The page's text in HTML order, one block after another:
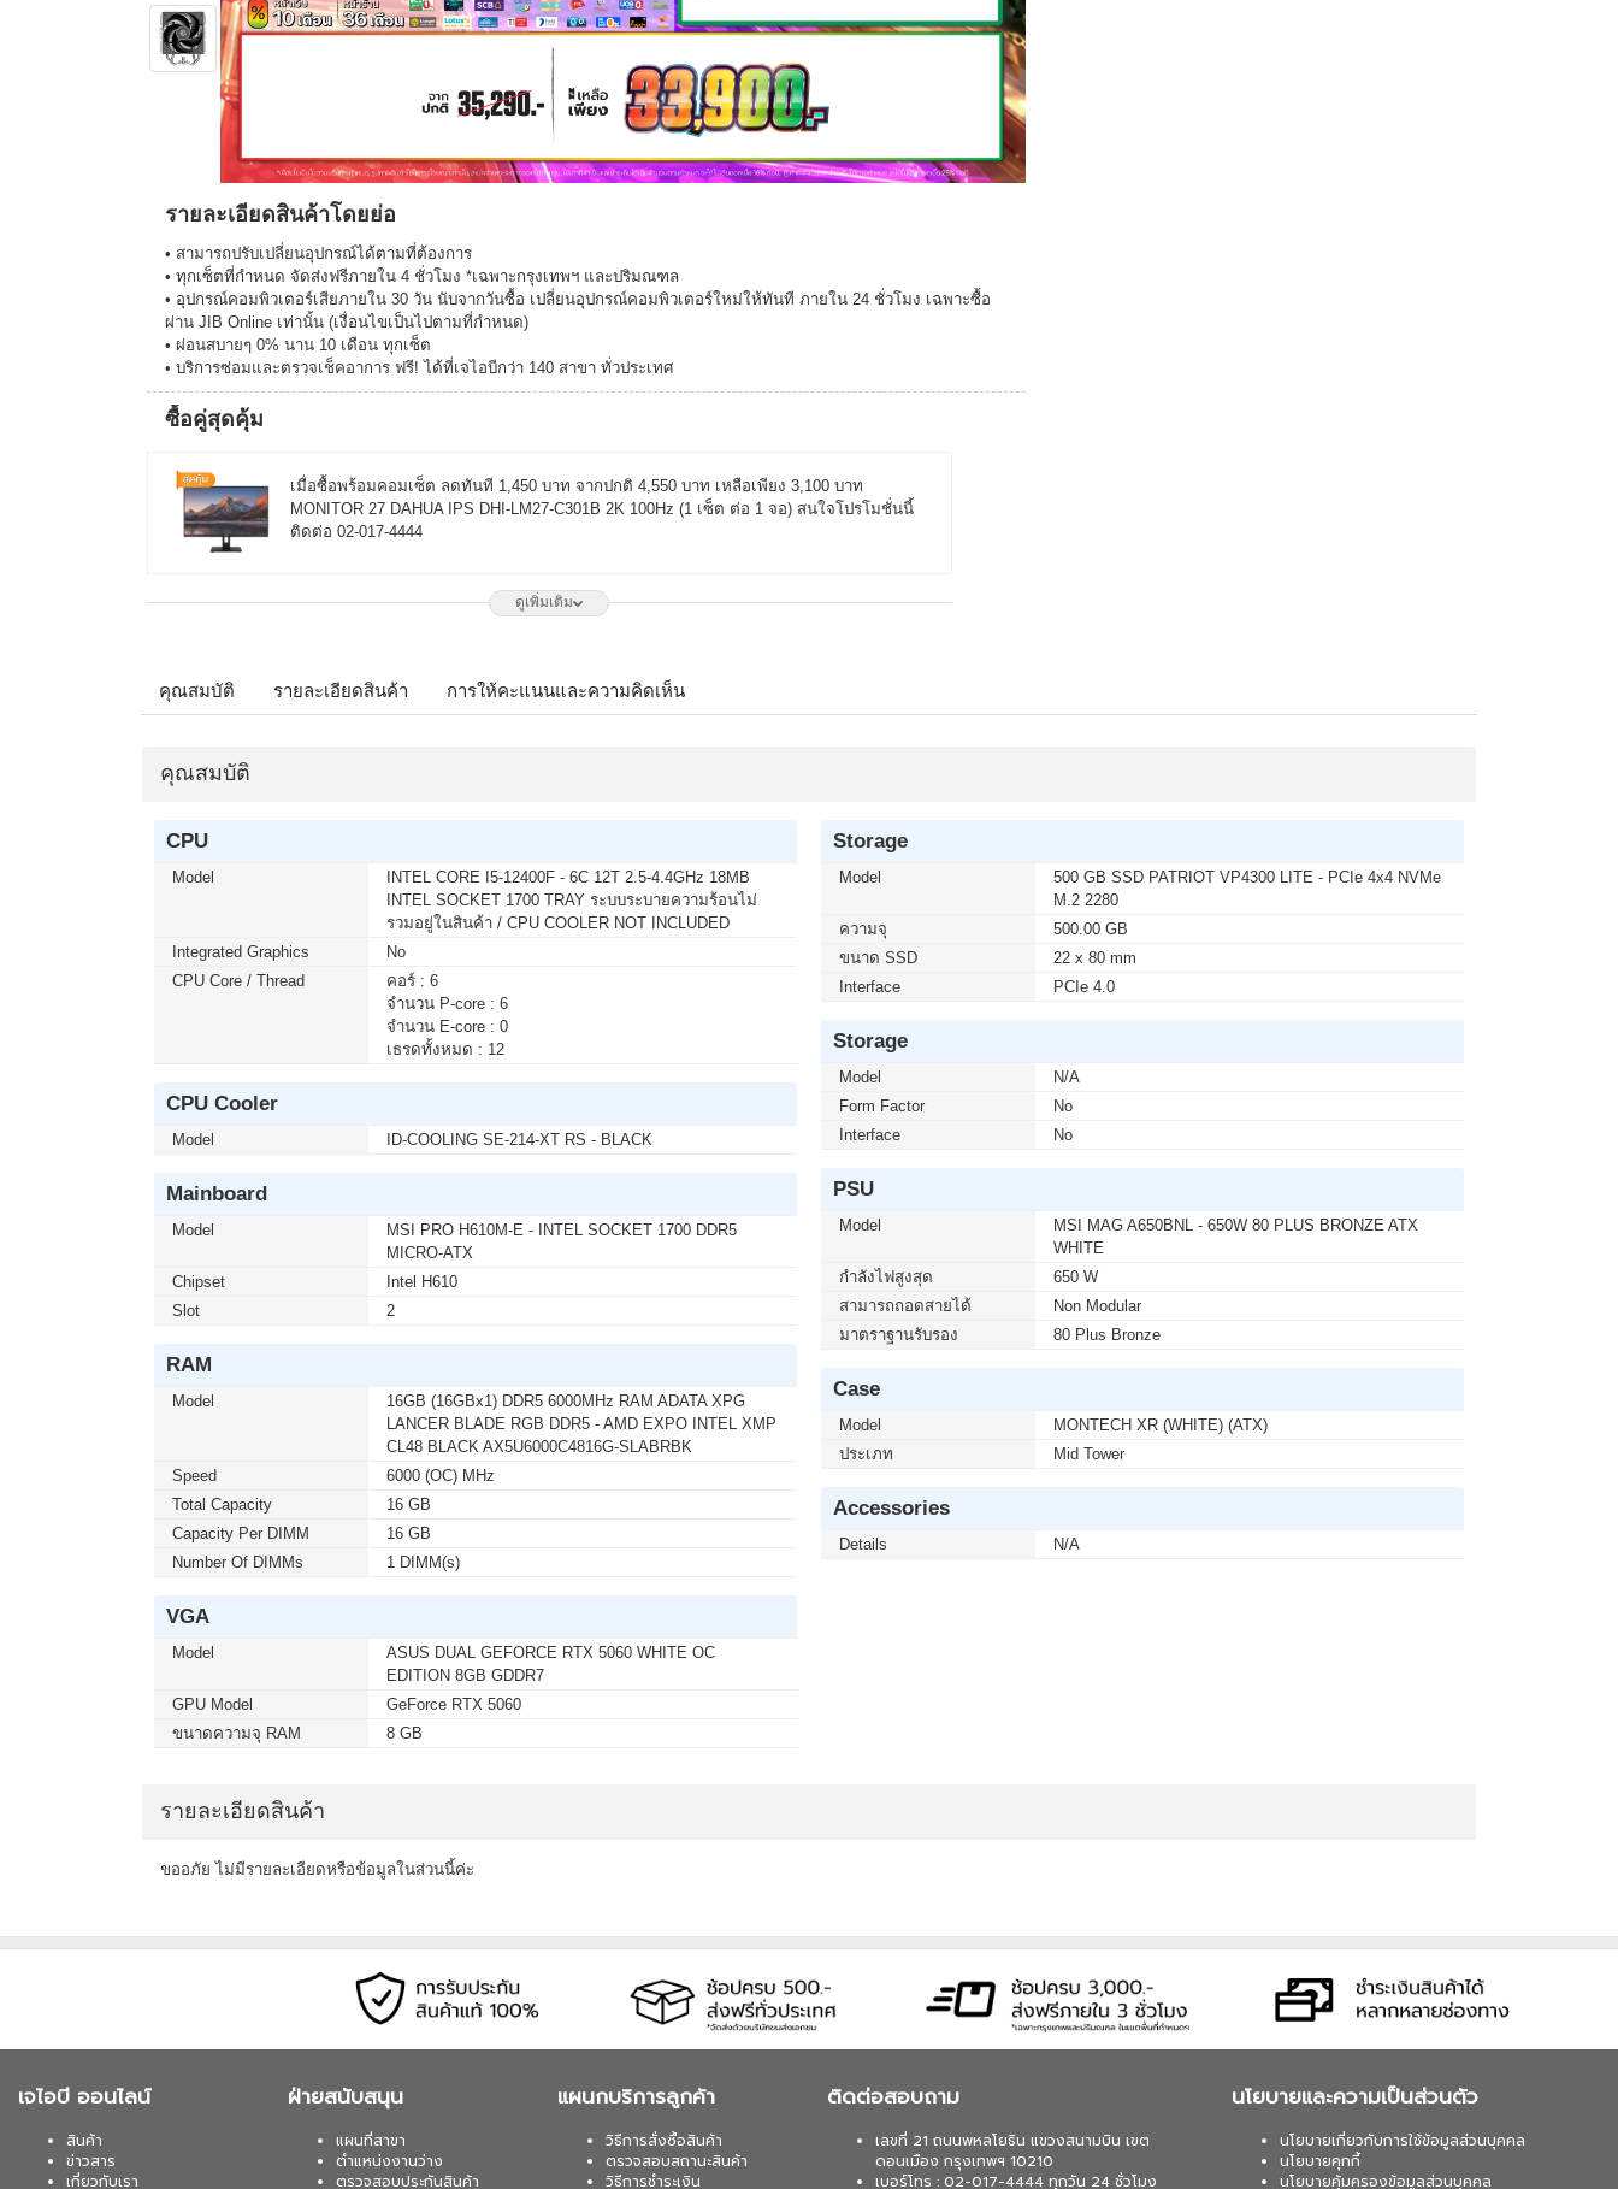
รายละเอียดสินค้าโดยย่อ
• สามารถปรับเปลี่ยนอุปกรณ์ได้ตามที่ต้องการ
• ทุกเซ็ตที่กำหนด จัดส่งฟรีภายใน 4 ชั่วโมง *เฉพาะกรุงเทพฯ และปริมณฑล
• อุปกรณ์คอมพิวเตอร์เสียภายใน 30 วัน นับจากวันซื้อ เปลี่ยนอุปกรณ์คอมพิวเตอร์ใหม่ให้ทันที ภายใน 24 ชั่วโมง เฉพาะซื้อ
ผ่าน JIB Online เท่านั้น (เงื่อนไขเป็นไปตามที่กำหนด)
• ผ่อนสบายๆ 0% นาน 10 เดือน ทุกเซ็ต
• บริการซ่อมและตรวจเช็คอาการ ฟรี! ได้ที่เจไอบีกว่า 140 สาขา ทั่วประเทศ
ซื้อคู่สุดคุ้ม
เมื่อซื้อพร้อมคอมเซ็ต ลดทันที 1,450 บาท จากปกติ 4,550 บาท เหลือเพียง 3,100 บาท
MONITOR 27 DAHUA IPS DHI-LM27-C301B 2K 100Hz (1 เซ็ต ต่อ 1 จอ) สนใจโปรโมชั่นนี้
ติดต่อ 02-017-4444
เมื่อซื้อพร้อมคอมเซ็ต ลดทันที 1,750 บาท จากปกติ 6,650 บาท เหลือเพียง 4,900 บาท
บริการ Onsite Service ติดตั้งคอมพิวเตอร์ถึงบ้านคุณ เมื่อซื้อพร้อมคอมเซ็ต ลดทันที 200 บาท
จากปกติ 1,000 บาท เหลือเพียง 800 บาท (เฉพาะกรุงเทพฯ และปริมณฑล) สนใจโปรโมชั่นนี้
ติดต่อ 02-017-4444
เมื่อซื้อพร้อมคอมเซ็ต ลดทันที 790 บาท จากปกติ 3,590 บาท เหลือเพียง 2,800 บาท
MONITOR 27 MSI IPS PRO MP273L E14 144Hz FREESYNC (1 เซ็ต ต่อ 1 จอ) สนใจโปร
โมชั่นนี้ ติดต่อ 02-017-4444
เมื่อซื้อพร้อมคอมเซ็ต ลดทันที 1,050 บาท จากปกติ 3,950 บาท เหลือเพียง 2,900 บาท
เมื่อซื้อพร้อมคอมเซ็ต ลดทันที 4,000 บาท จากปกติ 9,900 บาท เหลือเพียง 5,900 บาท
MONITOR 32 SAMSUNG IPS G5 G50F LS32FG502EEXXT 2K 180Hz G-SYNC-COM (1
เซ็ต ต่อ 1 จอ) สนใจโปรโมชั่นนี้ ติดต่อ 02-017-4444
เมื่อซื้อพร้อมคอมเซ็ต ลดทันที 50 บาท จากปกติ 740 บาท เหลือเพียง 690 บาท
KEYBOARD+MOUSE LOGITECH (MK250) WIRELESS GRAPHITE (1 เซ็ต ต่อ 1 อัน)
สนใจโปรโมชั่นนี้ ติดต่อ 02-017-4444
เมื่อซื้อพร้อมคอมเซ็ต ลดทันที 400 บาท จากปกติ 4,090 บาท เหลือเพียง 3,690 บาท
MICROSOFT WINDOWS 11 HOME 64bit Eng Intl 1pk DSP OEI DVD (KW9-00632)(1 เซ็ต
เมื่อซื้อพร้อมคอมเซ็ต ลดทันที 400 บาท จากปกติ 4,790 บาท เหลือเพียง 4,390 บาท
อัน) สนใจโปรโมชั่นนี้ ติดต่อ 02-017-4444
เมื่อซื้อพร้อมคอมเซ็ต ลดทันที 750 บาท จากปกติ 5,990 บาท เหลือเพียง 5,240 บาท UPS
SYNDOME (ATOM-850-LED) 850VA/360WATT (1 เซ็ต ต่อ 1 อัน) สนใจโปรโมชั่นนี้ ติดต่อ
ดูเพิ่มเติม
คุณสมบัติ รายละเอียดสินค้า การให้คะแนนและความคิดเห็น
คุณสมบัติ
CPU
Model
INTEL CORE I5-12400F - 6C 12T 2.5-4.4GHz 18MB
INTEL SOCKET 1700 TRAY ระบบระบายความร้อนไม่
รวมอยู่ในสินค้า / CPU COOLER NOT INCLUDED
Integrated Graphics
No
CPU Core / Thread
คอร์ : 6
จำนวน P-core : 6
จำนวน E-core : 0
เธรดทั้งหมด : 12
CPU Cooler
Model ID-COOLING SE-214-XT RS - BLACK
Mainboard
Model
MSI PRO H610M-E - INTEL SOCKET 1700 DDR5
MICRO-ATX
Chipset
Intel H610
Slot
2
RAM
Model
16GB (16GBx1) DDR5 6000MHz RAM ADATA XPG
LANCER BLADE RGB DDR5 - AMD EXPO INTEL XMP
CL48 BLACK AX5U6000C4816G-SLABRBK
Speed
6000 (OC) MHz
Total Capacity
16 GB
Capacity Per DIMM
16 GB
Number Of DIMMs
1 DIMM(s)
VGA
Model
ASUS DUAL GEFORCE RTX 5060 WHITE OC
EDITION 8GB GDDR7
GPU Model
GeForce RTX 5060
ขนาดความจุ RAM
8 GB
Storage
Model
500 GB SSD PATRIOT VP4300 LITE - PCIe 4x4 NVMe
M.2 2280
ความจุ
500.00 GB
ขนาด SSD
22 x 80 mm
Interface
PCIe 4.0
Storage
Model
N/A
Form Factor
No
Interface
No
PSU
Model
MSI MAG A650BNL - 650W 80 PLUS BRONZE ATX
WHITE
กำลังไฟสูงสุด
650 W
สามารถถอดสายได้
Non Modular
มาตราฐานรับรอง
80 Plus Bronze
Case
Model
MONTECH XR (WHITE) (ATX)
ประเภท
Mid Tower
Accessories
Details N/A
รายละเอียดสินค้า
ขออภัย ไม่มีรายละเอียดหรือข้อมูลในส่วนนี้ค่ะ
เจไอบี ออนไลน์
สินค้า
ข่าวสาร
เกี่ยวกับเรา
ฝ่ายสนับสนุน
แผนที่สาขา
ตำแหน่งงานว่าง
ตรวจสอบประกันสินค้า
แผนกบริการลูกค้า
วิธีการสั่งซื้อสินค้า
ตรวจสอบสถานะสินค้า
วิธีการชำระเงิน
ติดต่อสอบถาม
เลขที่ 21 ถนนพหลโยธิน แขวงสนามบิน เขต
ดอนเมือง กรุงเทพฯ 10210
เบอร์โทร : 02-017-4444 ทุกวัน 24 ชั่วโมง
นโยบายและความเป็นส่วนตัว
นโยบายเกี่ยวกับการใช้ข้อมูลส่วนบุคคล
นโยบายคุกกี้
นโยบายคุ้มครองข้อมูลส่วนบุคคล